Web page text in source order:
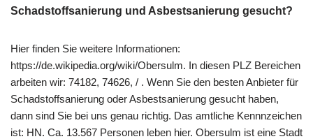
Schadstoffsanierung und Asbestsanierung gesucht?
Hier finden Sie weitere Informationen:
https://de.wikipedia.org/wiki/Obersulm. In diesen PLZ Bereichen
arbeiten wir: 74182, 74626, / . Wenn Sie den besten Anbieter für
Schadstoffsanierung oder Asbestsanierung gesucht haben,
dann sind Sie bei uns genau richtig. Das amtliche Kennnzeichen
ist: HN. Ca. 13.567 Personen leben hier. Obersulm ist eine Stadt